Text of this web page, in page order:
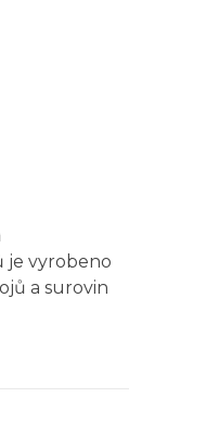
je vyrobeno
a surovin